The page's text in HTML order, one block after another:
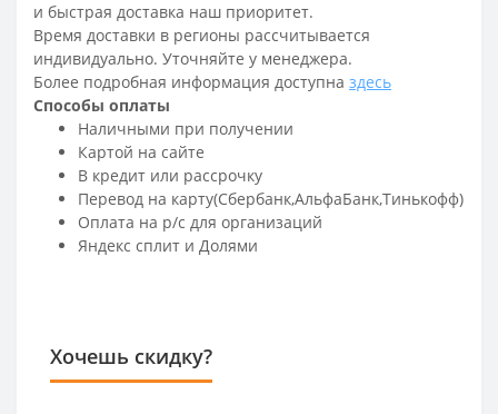
и быстрая доставка наш приоритет.
Время доставки в регионы рассчитывается
индивидуально. Уточняйте у менеджера.
Более подробная информация доступна здесь
Способы оплаты
Наличными при получении
Картой на сайте
В кредит или рассрочку
Перевод на карту(Сбербанк,АльфаБанк,Тинькофф)
Оплата на р/c для организаций
Яндекс сплит и Долями
Хочешь скидку?